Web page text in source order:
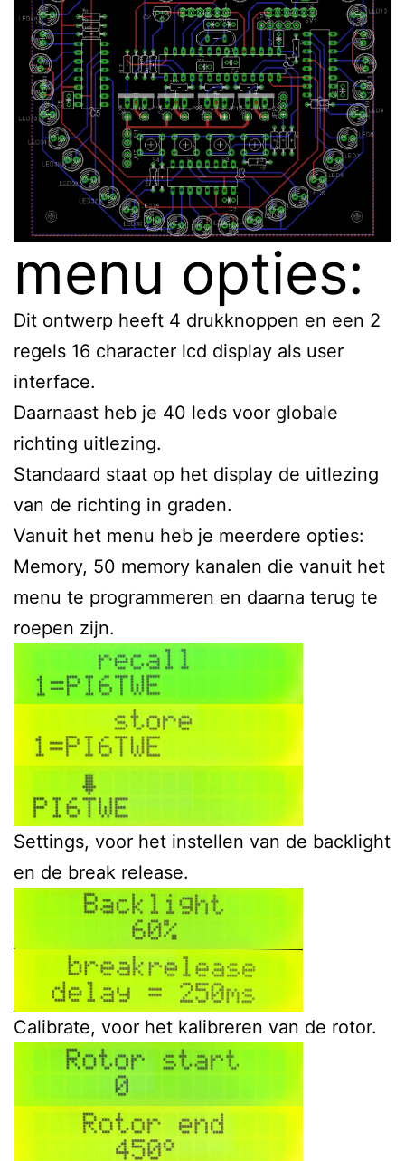
menu opties:
Dit ontwerp heeft 4 drukknoppen en een 2
regels 16 character lcd display als user
interface.
Daarnaast heb je 40 leds voor globale
richting uitlezing.
Standaard staat op het display de uitlezing
van de richting in graden.
Vanuit het menu heb je meerdere opties:
Memory, 50 memory kanalen die vanuit het
menu te programmeren en daarna terug te
roepen zijn.
Settings, voor het instellen van de backlight
en de break release.
Calibrate, voor het kalibreren van de rotor.